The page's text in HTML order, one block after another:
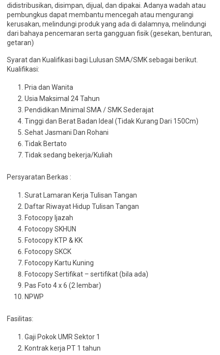
didistribusikan, disimpan, dijual, dan dipakai. Adanya wadah atau
pembungkus dapat membantu mencegah atau mengurangi
kerusakan, melindungi produk yang ada di dalamnya, melindungi
dari bahaya pencemaran serta gangguan fisik (gesekan, benturan,
getaran)
Syarat dan Kualifikasi bagi Lulusan SMA/SMK sebagai berikut.
Kualifikasi:
Pria dan Wanita
Usia Maksimal 24 Tahun
Pendidikan Minimal SMA / SMK Sederajat
Tinggi dan Berat Badan Ideal (Tidak Kurang Dari 150Cm)
Sehat Jasmani Dan Rohani
Tidak Bertato
Tidak sedang bekerja/Kuliah
Persyaratan Berkas :
Surat Lamaran Kerja Tulisan Tangan
Daftar Riwayat Hidup Tulisan Tangan
Fotocopy Ijazah
Fotocopy SKHUN
Fotocopy KTP & KK
Fotocopy SKCK
Fotocopy Kartu Kuning
Fotocopy Sertifikat – sertifikat (bila ada)
Pas Foto 4 x 6 (2 lembar)
NPWP
Fasilitas:
Gaji Pokok UMR Sektor 1
Kontrak kerja PT 1 tahun